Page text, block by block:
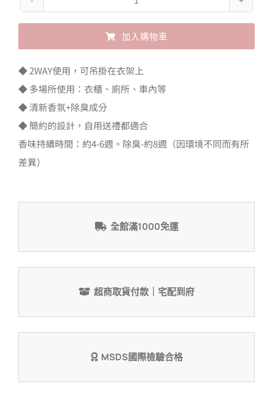
John's
Blend
香
加入購物車
Alternative:
◆ 2WAY使用，可吊掛在衣架上
◆ 多場所使用：衣櫃、廁所、車內等
◆ 清新香氛+除臭成分
◆ 簡約的設計，自用送禮都適合
香味持續時間：約4-6週。除臭-約8週（因環境不同而有所
差異）
全館滿1000免運
超商取貨付款｜宅配到府
MSDS國際檢驗合格